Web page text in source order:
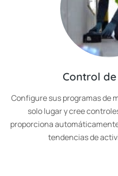
Control
Configure sus programas de
solo lugar y cree
proporciona
tendencias de